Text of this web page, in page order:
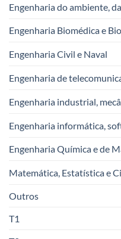
Engenharia do ambiente,
Engenharia Biomédica e
Engenharia Civil e Naval
Engenharia de
Engenharia industrial,
Engenharia informática,
Engenharia Química e de
Matemática, Estatística e
Outros
T1